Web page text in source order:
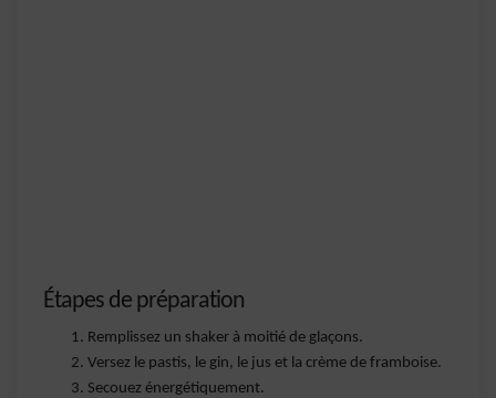
Étapes de préparation
Remplissez un shaker à moitié de glaçons.
Versez le pastis, le gin, le jus et la crème de framboise.
Secouez énergétiquement.